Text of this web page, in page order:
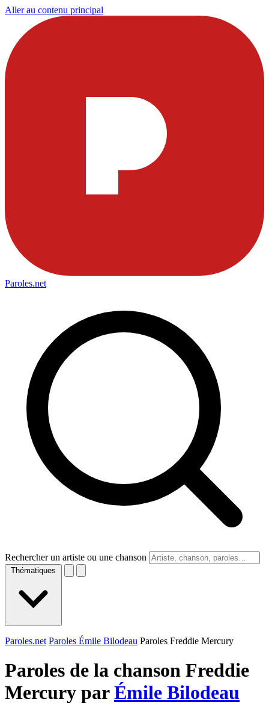
Aller au contenu principal
Paroles.net
Rechercher un artiste ou une chanson
Thématiques
Paroles.net Paroles Émile Bilodeau Paroles Freddie Mercury
Paroles de la chanson Freddie
Mercury parÉmile Bilodeau